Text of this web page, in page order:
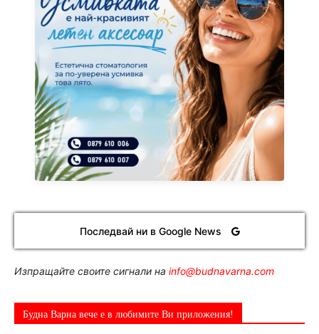
Последвай ни в Google News
Изпращайте своите сигнали на info@budnavarna.com
Будна Варна вече е в любимите Ви приложения!